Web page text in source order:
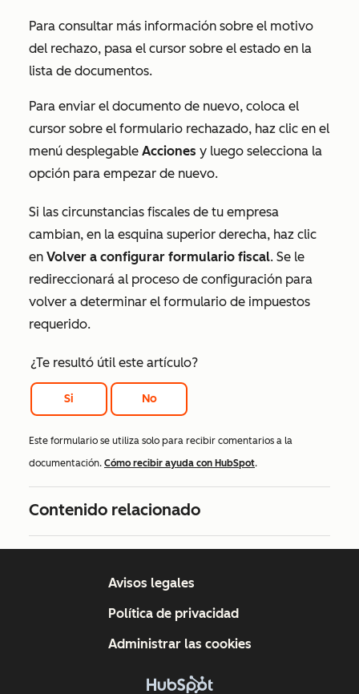
Para consultar más información sobre el motivo
del rechazo, pasa el cursor sobre el estado en la
lista de documentos.
Para enviar el documento de nuevo, coloca el
cursor sobre el formulario rechazado, haz clic en el
menú desplegable Acciones y luego selecciona la
opción para empezar de nuevo.
Si las circunstancias fiscales de tu empresa
cambian, en la esquina superior derecha, haz clic
en Volver a configurar formulario fiscal. Se le
redireccionará al proceso de configuración para
volver a determinar el formulario de impuestos
requerido.
¿Te resultó útil este artículo?
Si No
Este formulario se utiliza solo para recibir comentarios a la
documentación. Cómo recibir ayuda con HubSpot.
Contenido relacionado
Avisos legales
Política de privacidad
Administrar las cookies